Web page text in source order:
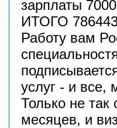
зарплаты
ИТОГО
Работу вам
услуг - и все,
Только не
месяцев, и